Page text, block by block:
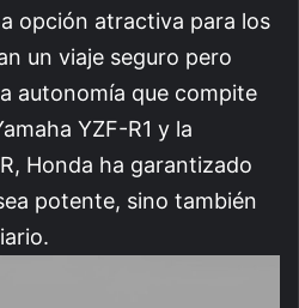
opción atractiva para los
un viaje seguro pero
autonomía que compite
YZF-R1 y la
Honda ha garantizado
potente, sino también